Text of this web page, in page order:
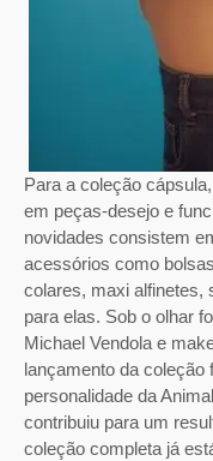
Para a coleção
em peças-desejo e
novidades consistem
acessórios como
colares, maxi alfinetes,
para elas. Sob o olhar
Michael Vendola e
lançamento da coleção
personalidade da
contribuiu para um
coleção completa já